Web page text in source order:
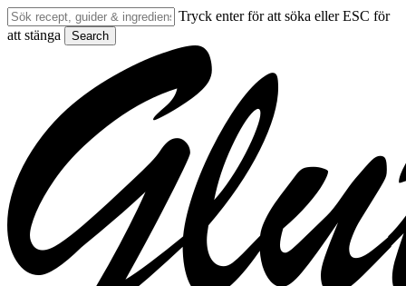
Skip
to
Tryck enter för att söka eller ESC för
att stänga
Search